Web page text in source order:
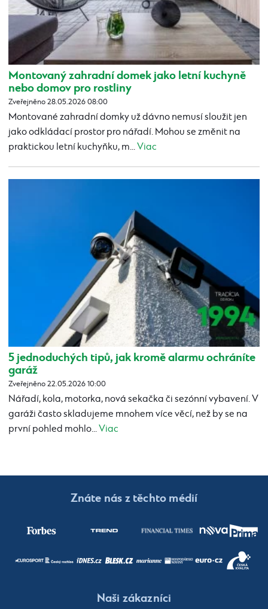
Montovaný zahradní domek jako letní kuchyně
nebo domov pro rostliny
Zveřejněno 28.05.2026 08:00
Montované zahradní domky už dávno nemusí sloužit jen
jako odkládací prostor pro nářadí. Mohou se změnit na
praktickou letní kuchyňku, m...Viac
5 jednoduchých tipů, jak kromě alarmu ochráníte
garáž
Zveřejněno 22.05.2026 10:00
Nářadí, kola, motorka, nová sekačka či sezónní vybavení. V
garáži často skladujeme mnohem více věcí, než by se na
první pohled mohlo...Viac
Znáte nás z těchto médií
Naši zákazníci